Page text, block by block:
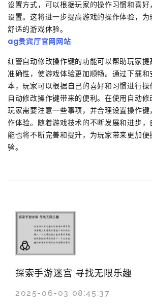
设置方式，可以根据玩家的操作习惯和喜
设置。这将进一步提高游戏的操作体验，
舒适的游戏体验。
ag贵宾厅官网网站
红警自动修改操作键的功能可以帮助玩家
准确性，使游戏体验更加顺畅。通过下载
本，玩家可以根据自己的喜好和习惯进行
自动修改操作键带来的便利。在使用自动修
玩家需要注意一些事项，并合理设置操作
作体验。随着游戏技术的不断发展和进步
能也将不断完善和提升，为玩家带来更加
验。
探索手游迷宫 寻找无限乐趣
2025-06-03 08:45:37